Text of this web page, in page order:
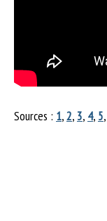
Sources : 1,2, 3, 4, 5,